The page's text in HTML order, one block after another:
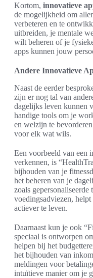
Kortom, innovatieve
de mogelijkheid om
verbeteren en te
uitbreiden, je mentale
wilt beheren of je
apps kunnen jouw
Andere Innovatieve
Naast de eerder
zijn er nog tal van
dagelijks leven kunnen
handige tools om je
en welzijn te
voor elk wat wils.
Een voorbeeld van een
verkennen, is
bijhouden van je
het beheren van je
zoals gepersonaliseerde
voedingsadviezen,
actiever te leven.
Daarnaast kun je ook
speciaal is ontworpen
helpen bij het
het bijhouden van
meldingen voor
intuïtieve manier om je